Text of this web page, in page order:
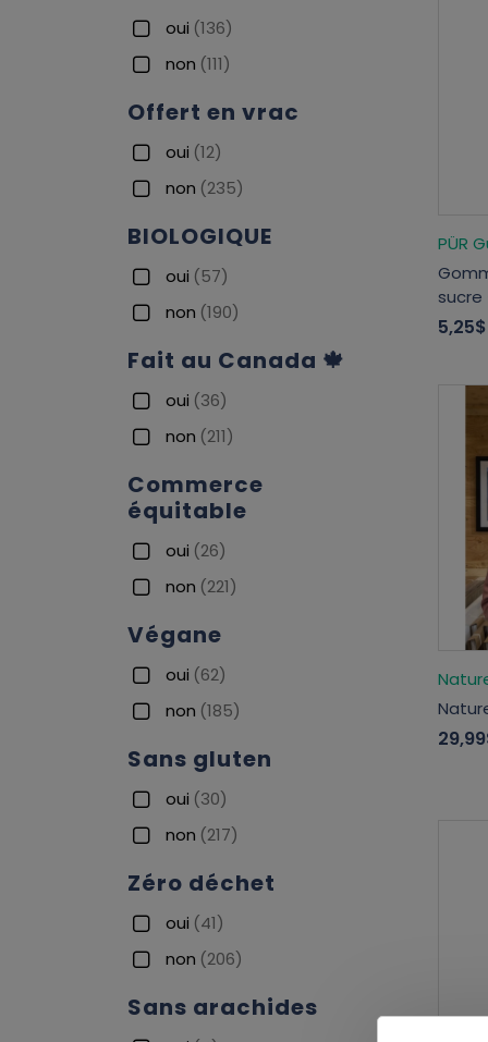
oui (136)
non (111)
Offert en vrac
oui (12)
non (235)
BIOLOGIQUE
oui (57)
non (190)
Fait au Canada 🍁
oui (36)
non (211)
Commerce
équitable
oui (26)
non (221)
Végane
oui (62)
non (185)
Sans gluten
oui (30)
non (217)
Zéro déchet
oui (41)
non (206)
Sans arachides
PÜR
sucre
5,25$